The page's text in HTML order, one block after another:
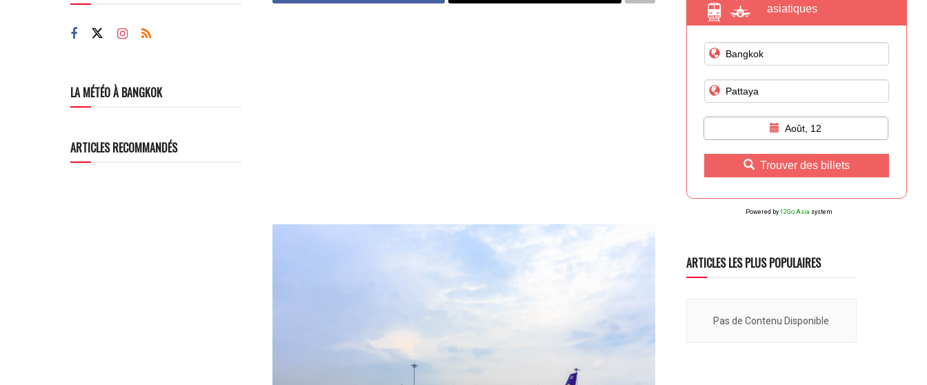
LA MÉTÉO À BANGKOK
ARTICLES RECOMMANDÉS
asiatiques
Août, 12
Trouver des billets
Powered by 12Go Asia system
ARTICLES LES PLUS POPULAIRES
Pas de Contenu Disponible